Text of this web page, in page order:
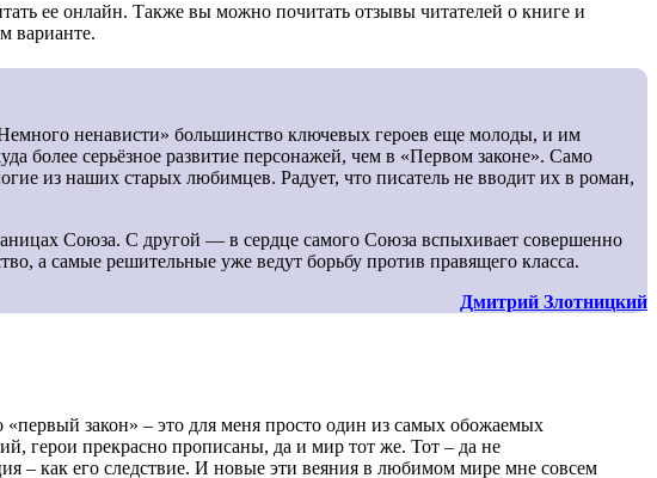
ее онлайн. Также вы можно почитать отзывы читателей о книге и
варианте.
ненависти» большинство ключевых героев еще молоды, и им
более серьёзное развитие персонажей, чем в «Первом законе». Само
из наших старых любимцев. Радует, что писатель не вводит их в роман,
Союза. С другой — в сердце самого Союза вспыхивает совершенно
а самые решительные уже ведут борьбу против правящего класса.
Дмитрий Злотницкий
закон» – это для меня просто один из самых обожаемых
герои прекрасно прописаны, да и мир тот же. Тот – да не
– как его следствие. И новые эти веяния в любимом мире мне совсем